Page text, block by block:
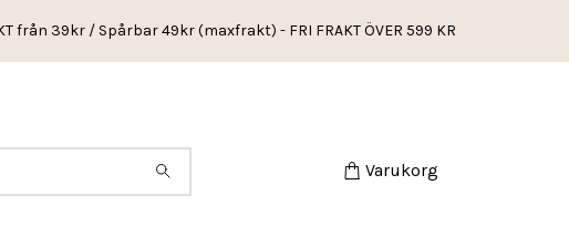
från 39kr / Spårbar 49kr (maxfrakt) - FRI FRAKT ÖVER 599 KR
Varukorg